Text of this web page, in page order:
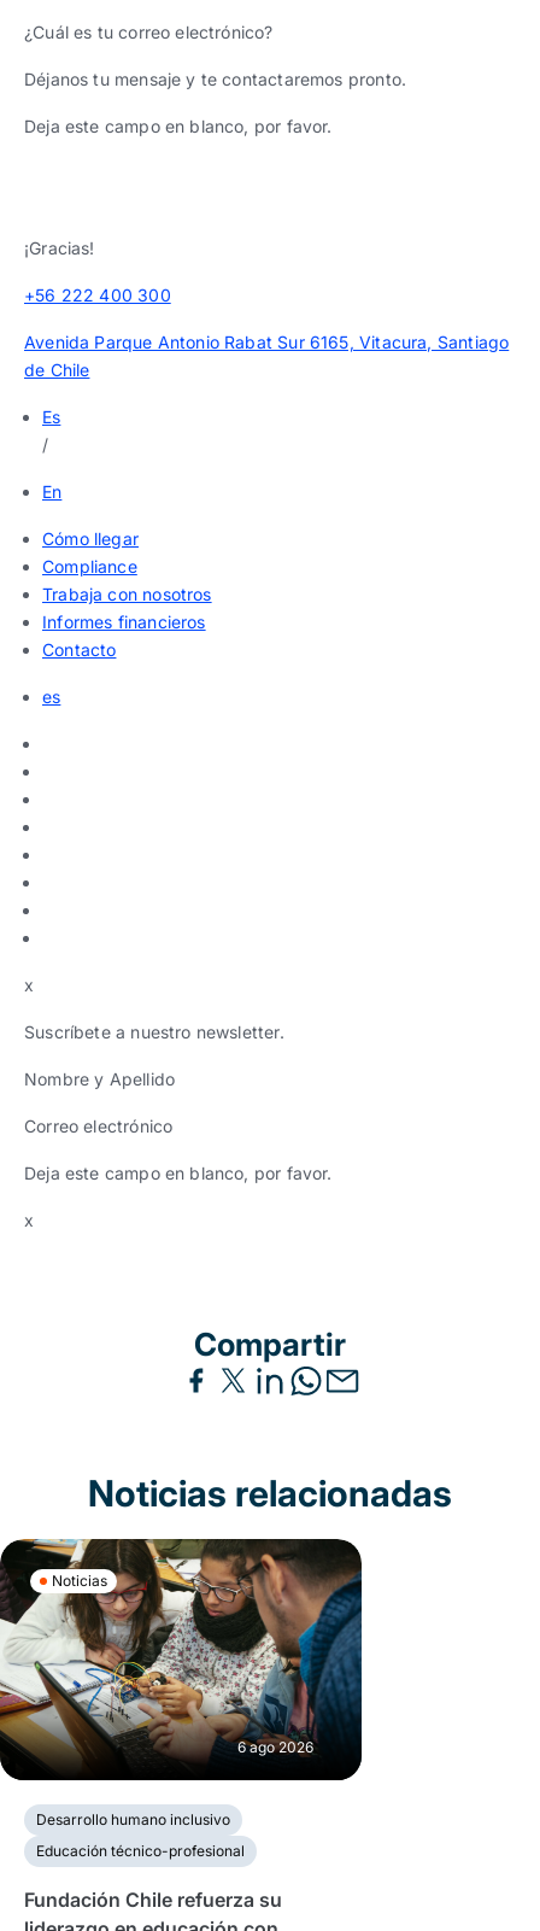
¿Cuál es tu correo electrónico?
Déjanos tu mensaje y te contactaremos pronto.
Deja este campo en blanco, por favor.
¡Gracias!
+56 222 400 300
Avenida Parque Antonio Rabat Sur 6165, Vitacura, Santiago
de Chile
Es
/
En
Cómo llegar
Compliance
Trabaja con nosotros
Informes financieros
Contacto
es
x
Suscríbete a nuestro newsletter.
Nombre y Apellido
Correo electrónico
Deja este campo en blanco, por favor.
x
Compartir
Noticias relacionadas
Noticias
6 ago 2026
Desarrollo humano inclusivo
Educación técnico-profesional
Fundación Chile refuerza su